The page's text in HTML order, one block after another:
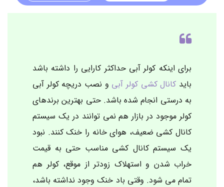
برای اینکه کولر آبی حداکثر کارایی را داشته باشد
باید کانال کشی کولر آبی و نصب دریچه کولر آبی
به درستی انجام شده باشد. حتی بهترین برندهای
کولر موجود در بازار هم نمی توانند در یک سیستم
کانال کشی ضعیف، هوای خانه را خنک کنند. نبود
یک سیستم کانال کشی مناسب حتی به قیمت
خراب شدن و استهلاک زودتر از موقع، کولر هم
تمام می شود. وقتی باد خنک وجود نداشته باشد،